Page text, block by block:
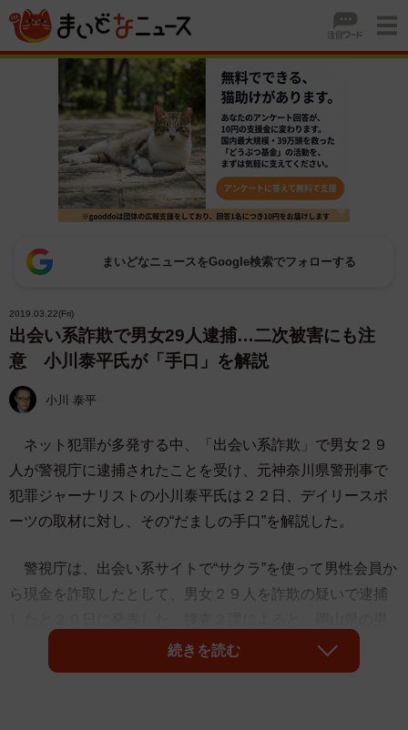
まいどなニュースをGoogle検索でフォローする
2019.03.22(Fri)
出会い系詐欺で男女29人逮捕…二次被害にも注
意 小川泰平氏が「手口」を解説
小川 泰平
ネット犯罪が多発する中、「出会い系詐欺」で男女２９
人が警視庁に逮捕されたことを受け、元神奈川県警刑事で
犯罪ジャーナリストの小川泰平氏は２２日、デイリースポ
ーツの取材に対し、その“だましの手口”を解説した。
警視庁は、出会い系サイトで“サクラ”を使って男性会員か
ら現金を詐取したとして、男女２９人を詐欺の疑いで逮捕
性会社員（４１）に対し、女性会員を装って「金を支払え
ば電話番号を交換できる」と虚偽のメッセージを送り、現
続きを読む